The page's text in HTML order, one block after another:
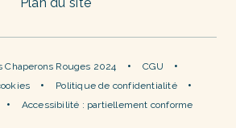
Chaperons Rouges 2024
CGU
Politique de confidentialité
Accessibilité : partiellement conforme